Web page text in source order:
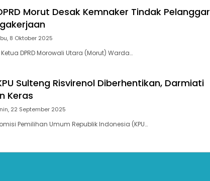
Morut Desak Kemnaker Tindak Pelanggar
8 Oktober 2025
Ketua DPRD Morowali Utara (Morut) Warda…
Sulteng Risvirenol Diberhentikan, Darmiati
Keras
22 September 2025
Pemilihan Umum Republik Indonesia (KPU…